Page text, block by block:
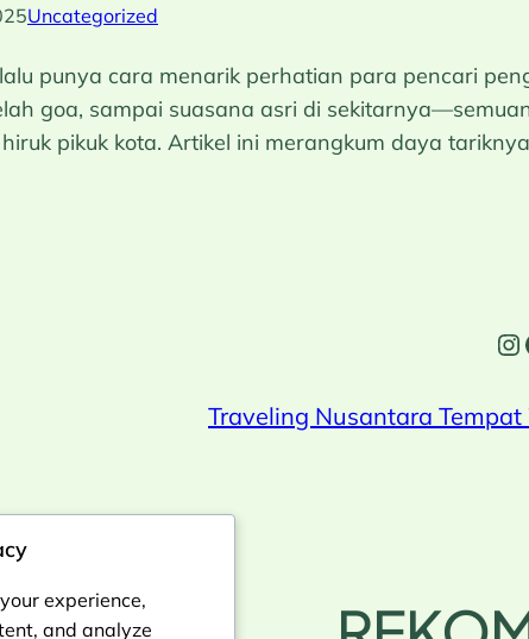
Uncategorized
punya cara menarik perhatian para pencari
goa, sampai suasana asri di
pikuk kota. Artikel ini merangkum daya
Traveling Nusantara
experience,
and analyze